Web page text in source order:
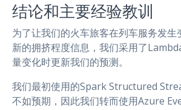
结论和主要经验教训
为了让我们的火车旅客在列车服务发生
新的拥挤程度信息，我们采用了
量变化时更新我们的预测。
我们最初使用的Spark Structured
不如预期，因此我们转而使用Azure